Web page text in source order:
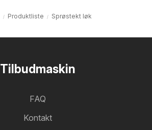
Produktliste Sprøstekt løk
Tilbudmaskin
FAQ
Kontakt